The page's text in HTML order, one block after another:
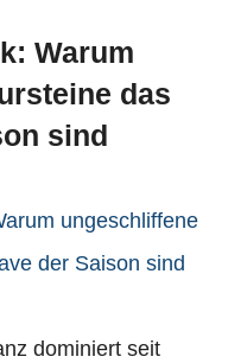
Warum
das
sind
dominiert seit